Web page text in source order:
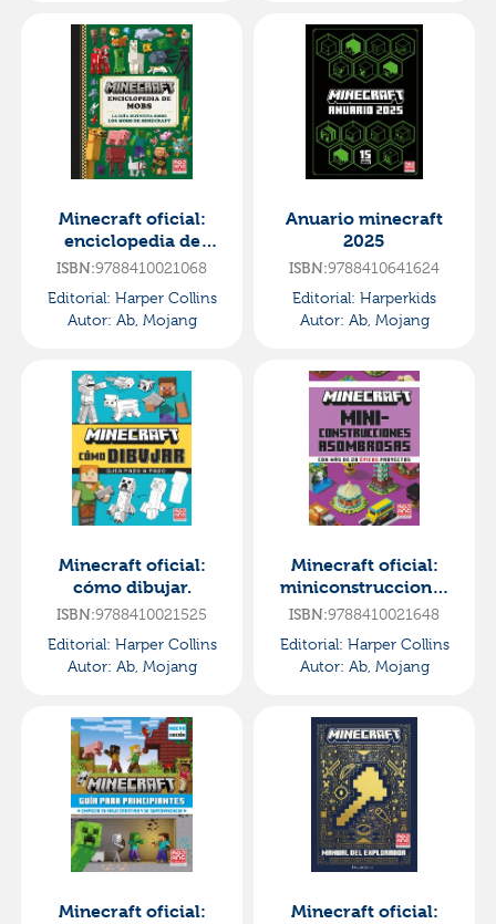
Minecraft oficial:
enciclopedia de
mobs
ISBN:9788410021068
Editorial: Harper Collins
Autor: Ab, Mojang
Anuario minecraft
2025
ISBN:9788410641624
Editorial: Harperkids
Autor: Ab, Mojang
Minecraft oficial:
cómo dibujar.
ISBN:9788410021525
Editorial: Harper Collins
Autor: Ab, Mojang
Minecraft oficial:
miniconstrucciones
asombrosas
ISBN:9788410021648
Editorial: Harper Collins
Autor: Ab, Mojang
Minecraft oficial:
Minecraft oficial: